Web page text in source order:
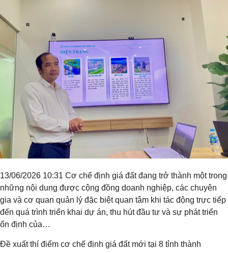
13/06/2026 10:31 Cơ chế định giá đất đang trở thành một trong
những nội dung được cộng đồng doanh nghiệp, các chuyên
gia và cơ quan quản lý đặc biệt quan tâm khi tác động trực tiếp
đến quá trình triển khai dự án, thu hút đầu tư và sự phát triển
ổn định của…
Đề xuất thí điểm cơ chế định giá đất mới tại 8 tỉnh thành